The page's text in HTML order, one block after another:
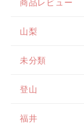
山梨
未分類
登山
福井